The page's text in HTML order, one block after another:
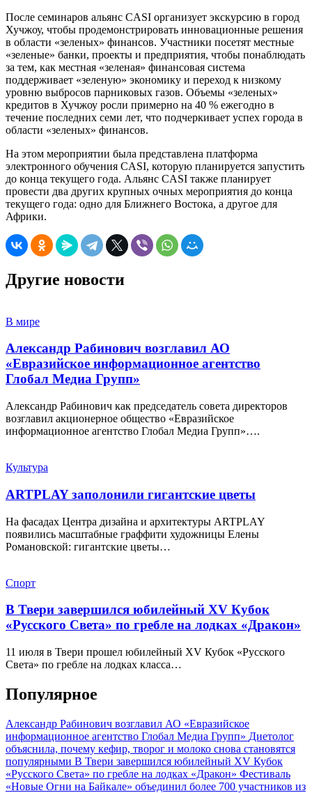
После семинаров альянс CASI организует экскурсию в город
Хучжоу, чтобы продемонстрировать инновационные решения
в области «зеленых» финансов. Участники посетят местные
«зеленые» банки, проекты и предприятия, чтобы понаблюдать
за тем, как местная «зеленая» финансовая система
поддерживает «зеленую» экономику и переход к низкому
уровню выбросов парниковых газов. Объемы «зеленых»
кредитов в Хучжоу росли примерно на 40 % ежегодно в
течение последних семи лет, что подчеркивает успех города в
области «зеленых» финансов.
На этом мероприятии была представлена платформа
электронного обучения CASI, которую планируется запустить
до конца текущего года. Альянс CASI также планирует
провести два других крупных очных мероприятия до конца
текущего года: одно для Ближнего Востока, а другое для
Африки.
Другие новости
В мире
Александр Рабинович возглавил АО
«Евразийское информационное агентство
Глобал Медиа Групп»
Александр Рабинович как председатель совета директоров
возглавил акционерное общество «Евразийское
информационное агентство Глобал Медиа Групп»….
Культура
ARTPLAY заполонили гигантские цветы
На фасадах Центра дизайна и архитектуры ARTPLAY
появились масштабные граффити художницы Елены
Романовской: гигантские цветы…
Спорт
В Твери завершился юбилейный XV Кубок
«Русского Света» по гребле на лодках «Дракон»
11 июля в Твери прошел юбилейный XV Кубок «Русского
Света» по гребле на лодках класса…
Популярное
Александр Рабинович возглавил АО «Евразийское
информационное агентство Глобал Медиа Групп» Диетолог
объяснила, почему кефир, творог и молоко снова становятся
популярными В Твери завершился юбилейный XV Кубок
«Русского Света» по гребле на лодках «Дракон» Фестиваль
«Новые Огни на Байкале» объединил более 700 участников из